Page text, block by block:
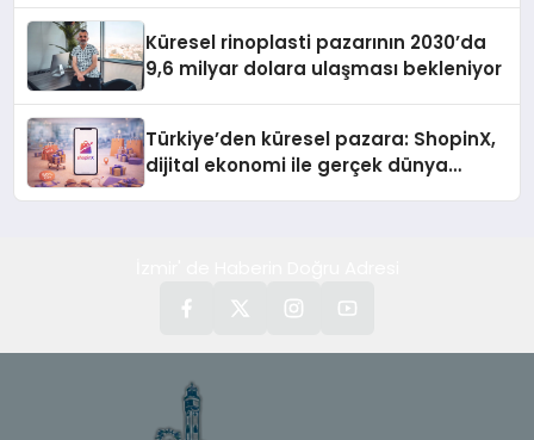
Küresel rinoplasti pazarının 2030’da
9,6 milyar dolara ulaşması bekleniyor
Türkiye’den küresel pazara: ShopinX,
dijital ekonomi ile gerçek dünya